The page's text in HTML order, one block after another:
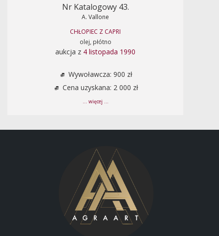
Nr Katalogowy 43.
A. Vallone
CHŁOPIEC Z CAPRI
olej, płótno
aukcja z 4 listopada 1990
Wywoławcza: 900 zł
Cena uzyskana: 2 000 zł
... więcej ...